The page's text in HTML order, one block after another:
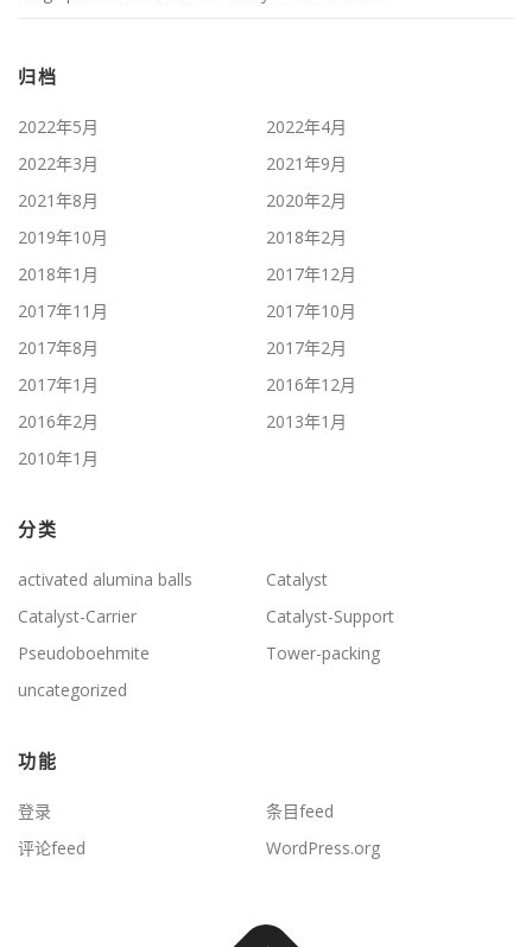
归档
2022年5月
2022年4月
2022年3月
2021年9月
2021年8月
2020年2月
2019年10月
2018年2月
2018年1月
2017年12月
2017年11月
2017年10月
2017年8月
2017年2月
2017年1月
2016年12月
2016年2月
2013年1月
2010年1月
分类
activated alumina balls
Catalyst
Catalyst-Carrier
Catalyst-Support
Pseudoboehmite
Tower-packing
uncategorized
功能
登录
条目feed
评论feed
WordPress.org